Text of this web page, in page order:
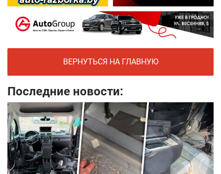
ВЕРНУТЬСЯ НА ГЛАВНУЮ
Последние новости: